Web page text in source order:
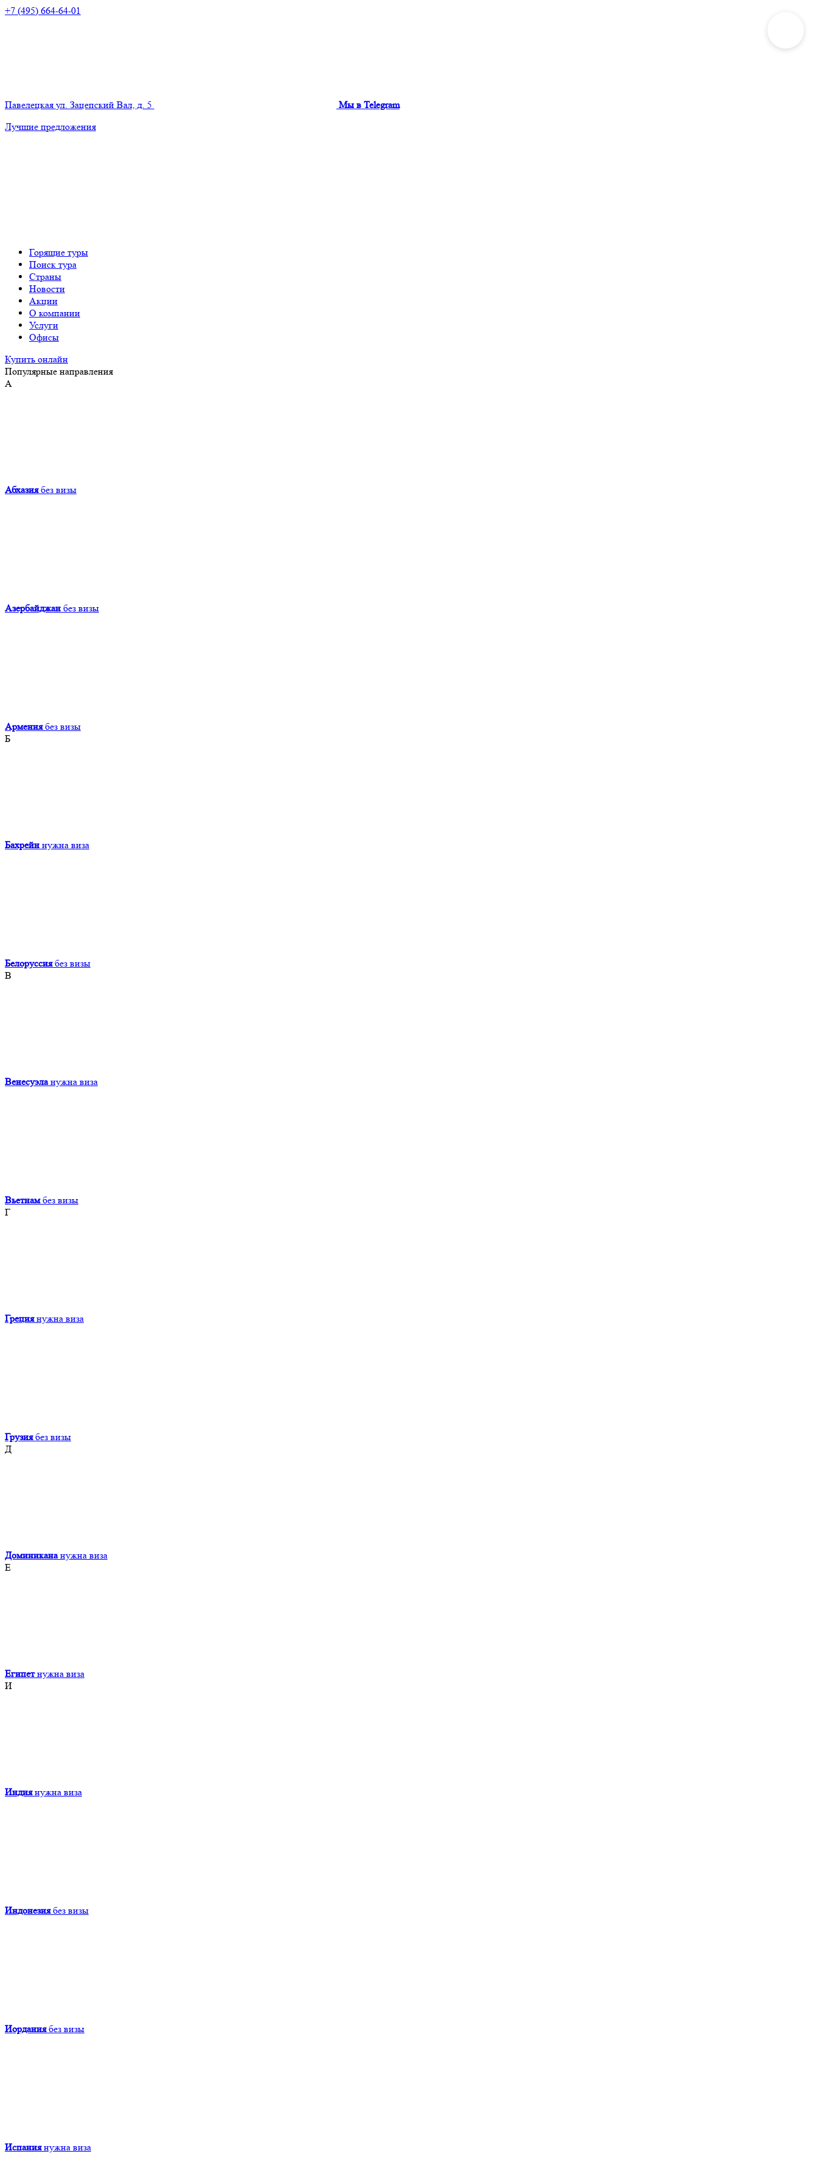
+7 (495) 664-64-01
Павелецкая ул. Зацепский Вал, д. 5
Мы в Telegram
Лучшие предложения
Горящие туры
Поиск тура
Страны
Новости
Акции
О компании
Услуги
Офисы
Купить онлайн
Популярные направления
А
Абхазия без визы
Азербайджан без визы
Армения без визы
Б
Бахрейн нужна виза
Белоруссия без визы
В
Венесуэла нужна виза
Вьетнам без визы
Г
Греция нужна виза
Грузия без визы
Д
Доминикана нужна виза
Е
Египет нужна виза
И
Индия нужна виза
Индонезия без визы
Иордания без визы
Испания нужна виза